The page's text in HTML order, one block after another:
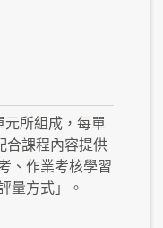
元所組成，每單
合課程內容提供
、作業考核學習
量方式」。